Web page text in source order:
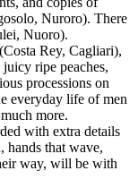
Nuroro). There
Nuoro).
Rey, Cagliari),
ripe peaches,
processions on
everyday life of men
more.
with extra details
hands that wave,
way, will be with